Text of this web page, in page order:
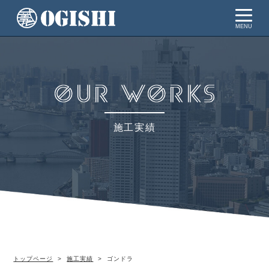
MENU
施工実績
トップページ 施工実績 ゴンドラ